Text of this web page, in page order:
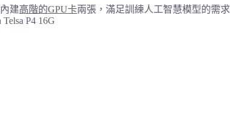
建高階的GPU卡兩張，滿足訓練人工智慧模型的需求
Telsa P4 16G